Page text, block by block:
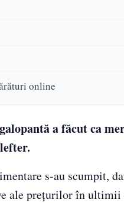
online
a făcut ca
s-au scumpit,
ale prețurilor în